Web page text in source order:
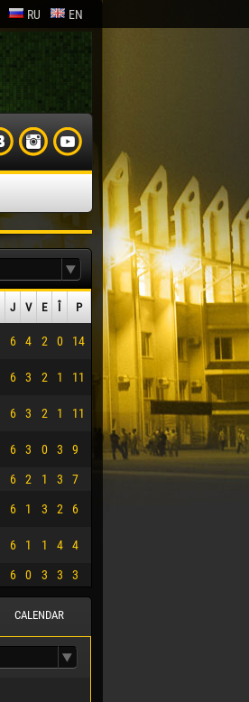
RU EN
J V E Î P
6 4 2 0 14
6 3 2 1 11
6 3 2 1 11
6 3 0 3 9
6 2 1 3 7
6 1 3 2 6
6 1 1 4 4
6 0 3 3 3
CALENDAR